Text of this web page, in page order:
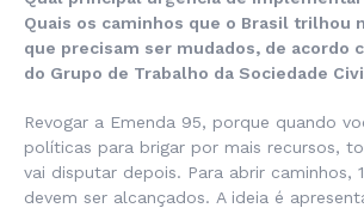
Quais os caminhos que o Brasil trilhou
que precisam ser mudados, de acordo
do Grupo de Trabalho da Sociedade
Revogar a Emenda 95, porque quando
políticas para brigar por mais recursos,
vai disputar depois. Para abrir caminhos,
devem ser alcançados. A ideia é